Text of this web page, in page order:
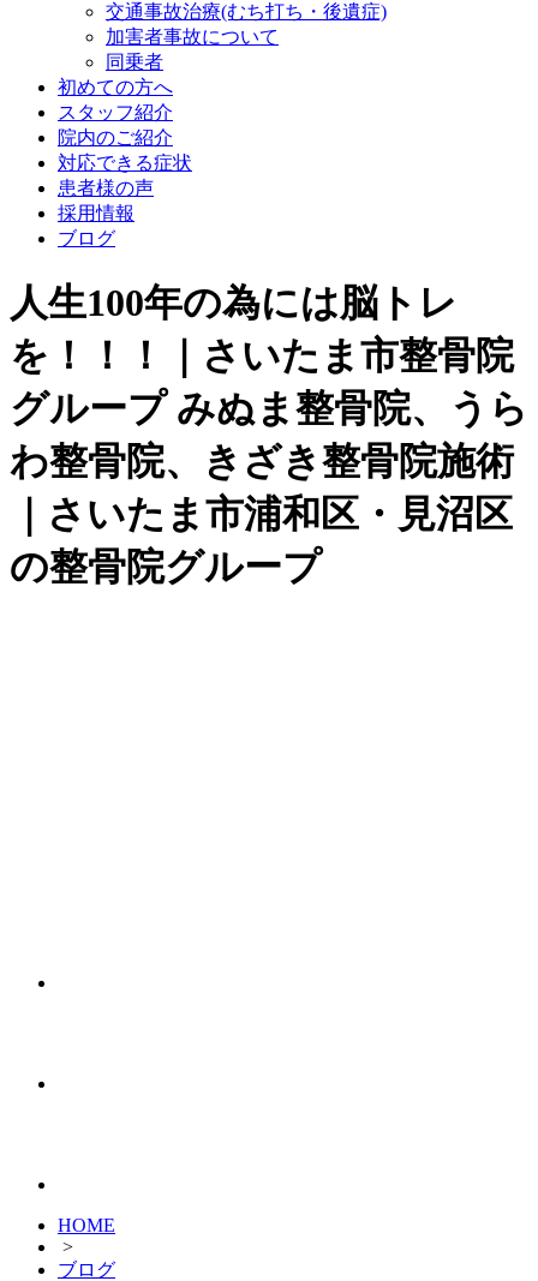
交通事故治療(むち打ち・後遺症)
加害者事故について
同乗者
初めての方へ
スタッフ紹介
院内のご紹介
対応できる症状
患者様の声
採用情報
ブログ
人生100年の為には脳トレ
を！！！｜さいたま市整骨院
グループ みぬま整骨院、うら
わ整骨院、きざき整骨院施術
｜さいたま市浦和区・見沼区
の整骨院グループ
HOME
>
ブログ